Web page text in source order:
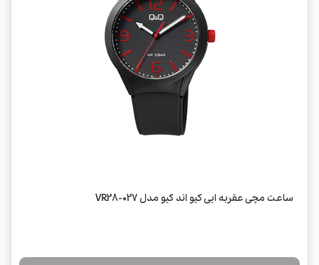
ساعت مچی عقربه ایی کیو اند کیو مدل VR28-027